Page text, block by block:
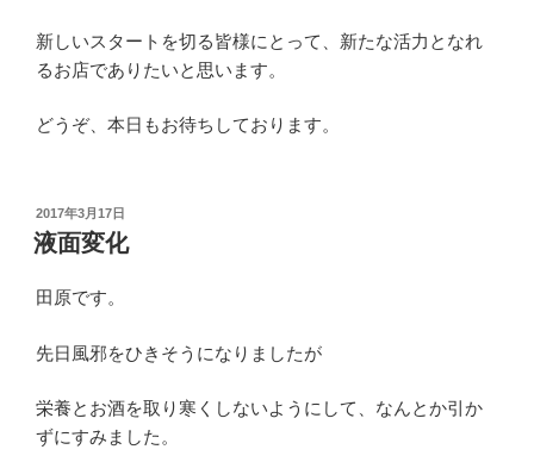
新しいスタートを切る皆様にとって、新たな活力となれ
るお店でありたいと思います。
どうぞ、本日もお待ちしております。
投
稿
日:
2017年3月17日
液面変化
田原です。
先日風邪をひきそうになりましたが
栄養とお酒を取り寒くしないようにして、なんとか引か
ずにすみました。